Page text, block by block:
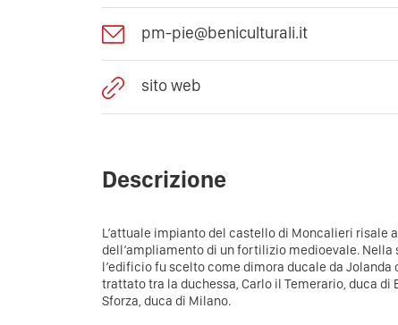
pm-pie@beniculturali.it
sito web
Descrizione
L’attuale impianto del castello di Moncalieri risale
dell’ampliamento di un fortilizio medioevale.
l’edificio fu scelto come dimora ducale da Jolanda
trattato tra la duchessa, Carlo il Temerario, duca di
Sforza, duca di Milano.